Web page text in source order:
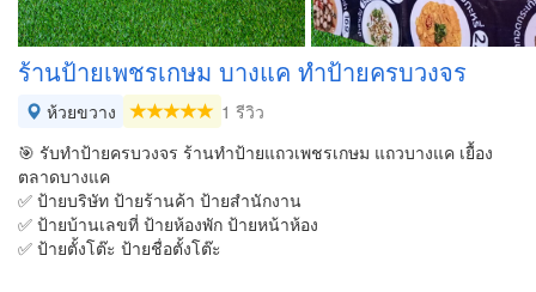
ร้านป้ายเพชรเกษม บางแค ทำป้ายครบวงจร
ห้วยขวาง
1 รีวิว
🎯 รับทำป้ายครบวงจร ร้านทำป้ายแถวเพชรเกษม แถวบางแค เยื้อง
ตลาดบางแค
✅ ป้ายบริษัท ป้ายร้านค้า ป้ายสำนักงาน
✅ ป้ายบ้านเลขที่ ป้ายห้องพัก ป้ายหน้าห้อง
✅ ป้ายตั้งโต๊ะ ป้ายชื่อตั้งโต๊ะ